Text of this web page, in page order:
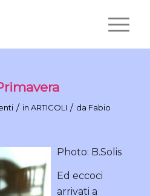
/ in ARTICOLI / da Fabio
Photo: B.Solis
Ed eccoci
arrivati a